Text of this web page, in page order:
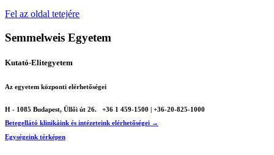
Fel az oldal tetejére
Semmelweis Egyetem
Kutató-Elitegyetem
Az egyetem központi elérhetőségei
H - 1085 Budapest, Üllői út 26.
+36 1 459-1500 | +36-20-825-1000
Betegellátó klinikáink és intézeteink elérhetőségei →
Egységeink térképen